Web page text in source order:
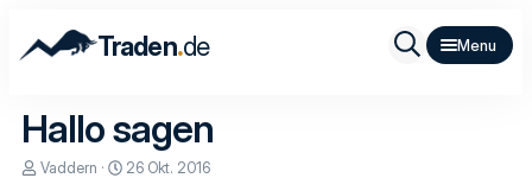
Traden.de
Hallo sagen
E
Vaddern
E
26 Okt. 2016